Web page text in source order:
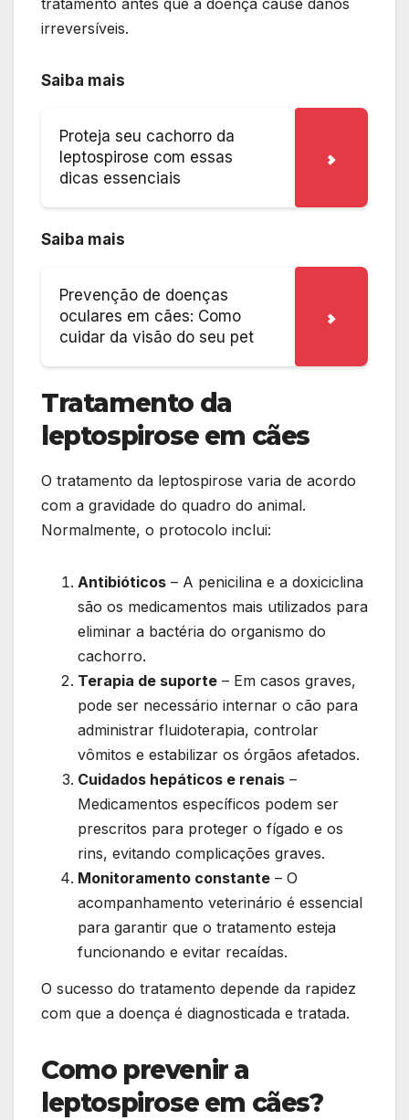
tratamento antes que a doença cause danos
irreversíveis.
Saiba mais
Proteja seu cachorro da
leptospirose com essas
dicas essenciais
Saiba mais
Prevenção de doenças
oculares em cães: Como
cuidar da visão do seu pet
Tratamento da
leptospirose em cães
O tratamento da leptospirose varia de acordo
com a gravidade do quadro do animal.
Normalmente, o protocolo inclui:
Antibióticos – A penicilina e a doxiciclina
são os medicamentos mais utilizados para
eliminar a bactéria do organismo do
cachorro.
Terapia de suporte – Em casos graves,
pode ser necessário internar o cão para
administrar fluidoterapia, controlar
vômitos e estabilizar os órgãos afetados.
Cuidados hepáticos e renais –
Medicamentos específicos podem ser
prescritos para proteger o fígado e os
rins, evitando complicações graves.
Monitoramento constante – O
acompanhamento veterinário é essencial
para garantir que o tratamento esteja
funcionando e evitar recaídas.
O sucesso do tratamento depende da rapidez
com que a doença é diagnosticada e tratada.
Como prevenir a
leptospirose em cães?